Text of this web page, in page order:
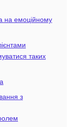
на емоційному
таких
з